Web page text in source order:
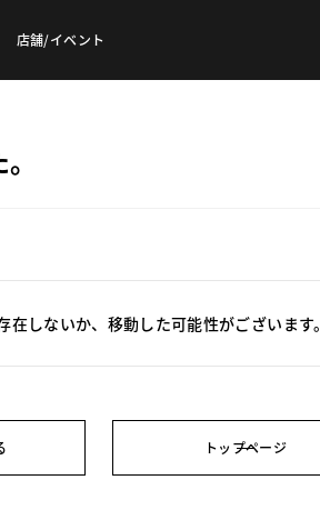
店舗/イベント
在しないか、移動した可能性がございます。
トップページ